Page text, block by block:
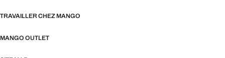
TRAVAILLER CHEZ MANGO
MANGO OUTLET